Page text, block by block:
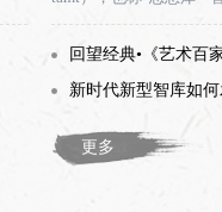
回望经典•《艺术百
新时代新型智库如
更多